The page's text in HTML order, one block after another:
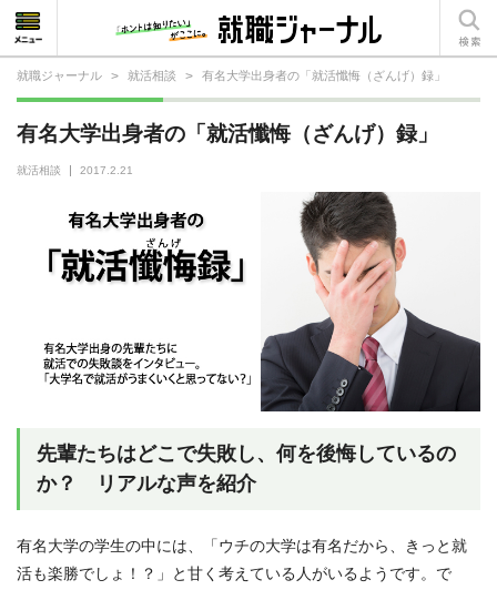
就職ジャーナル > 就活相談 > 有名大学出身者の「就活懺悔（ざんげ）録」
有名大学出身者の「就活懺悔（ざんげ）録」
就活相談 2017.2.21
先輩たちはどこで失敗し、何を後悔しているの
か？ リアルな声を紹介
有名大学の学生の中には、「ウチの大学は有名だから、きっと就
活も楽勝でしょ！？」と甘く考えている人がいるようです。で
就活相談
就活ノウハウ
仕事とは？